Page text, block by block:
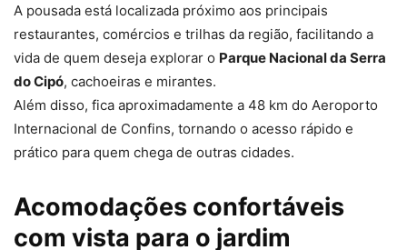
A pousada está localizada próximo aos principais
restaurantes, comércios e trilhas da região, facilitando a
vida de quem deseja explorar o Parque Nacional da Serra
do Cipó, cachoeiras e mirantes.
Além disso, fica aproximadamente a 48 km do Aeroporto
Internacional de Confins, tornando o acesso rápido e
prático para quem chega de outras cidades.
Acomodações confortáveis
com vista para o jardim